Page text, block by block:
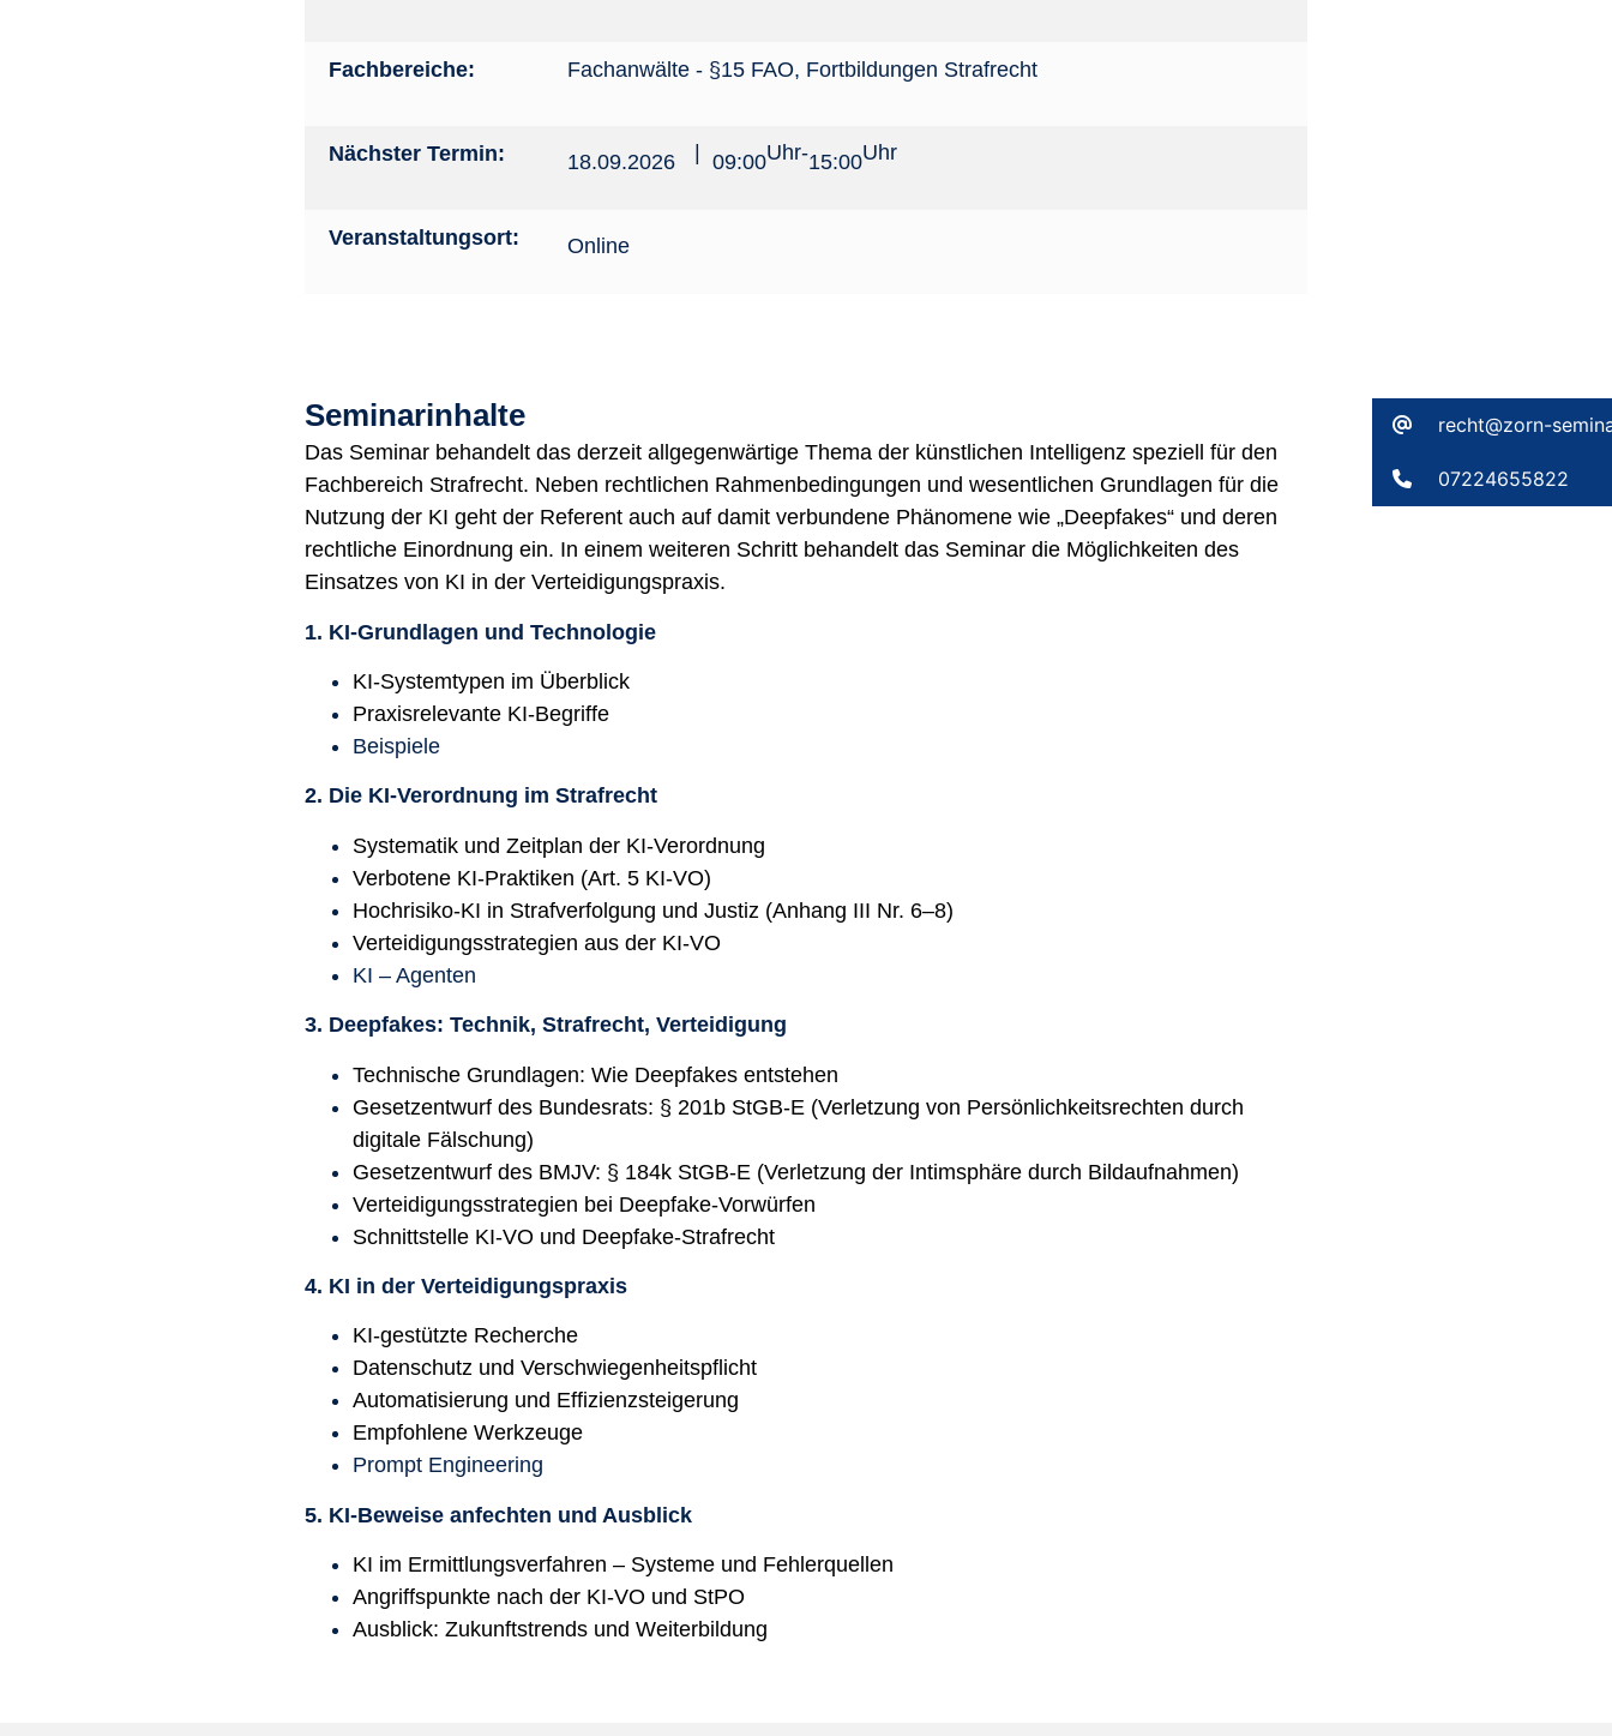
Fachbereiche: Fachanwälte - §15 FAO, Fortbildungen Strafrecht
Nächster Termin: 18.09.2026 09:00Uhr-15:00Uhr
Veranstaltungsort: Online
Seminarinhalte
Das Seminar behandelt das derzeit allgegenwärtige Thema der künstlichen Intelligenz speziell für den
Fachbereich Strafrecht. Neben rechtlichen Rahmenbedingungen und wesentlichen Grundlagen für die
Nutzung der KI geht der Referent auch auf damit verbundene Phänomene wie „Deepfakes“ und deren
rechtliche Einordnung ein. In einem weiteren Schritt behandelt das Seminar die Möglichkeiten des
Einsatzes von KI in der Verteidigungspraxis.
1. KI-Grundlagen und Technologie
KI-Systemtypen im Überblick
Praxisrelevante KI-Begriffe
Beispiele
2. Die KI-Verordnung im Strafrecht
Systematik und Zeitplan der KI-Verordnung
Verbotene KI-Praktiken (Art. 5 KI-VO)
Hochrisiko-KI in Strafverfolgung und Justiz (Anhang III Nr. 6–8)
Verteidigungsstrategien aus der KI-VO
KI – Agenten
3. Deepfakes: Technik, Strafrecht, Verteidigung
Technische Grundlagen: Wie Deepfakes entstehen
Gesetzentwurf des Bundesrats: § 201b StGB-E (Verletzung von Persönlichkeitsrechten durch
digitale Fälschung)
Gesetzentwurf des BMJV: § 184k StGB-E (Verletzung der Intimsphäre durch Bildaufnahmen)
Verteidigungsstrategien bei Deepfake-Vorwürfen
Schnittstelle KI-VO und Deepfake-Strafrecht
4. KI in der Verteidigungspraxis
KI-gestützte Recherche
Datenschutz und Verschwiegenheitspflicht
Automatisierung und Effizienzsteigerung
Empfohlene Werkzeuge
Prompt Engineering
5. KI-Beweise anfechten und Ausblick
KI im Ermittlungsverfahren – Systeme und Fehlerquellen
Angriffspunkte nach der KI-VO und StPO
Ausblick: Zukunftstrends und Weiterbildung
recht@zorn-
07224655822